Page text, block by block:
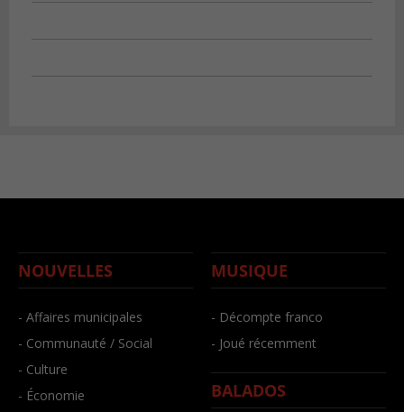
NOUVELLES
- Affaires municipales
- Communauté / Social
- Culture
- Économie
MUSIQUE
- Décompte franco
- Joué récemment
BALADOS